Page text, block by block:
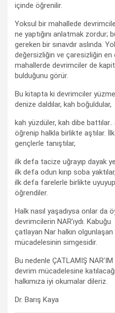
içinde öğrenilir.
Yoksul bir mahallede
ne yaptığını anlatmak zordur;
gereken bir sınavdır aslında.
değersizliğin ve çaresizliğin en
mahallerde devrimciler de
bulduğunu görür.
Bu kitapta ki devrimciler
denize daldılar, kah boğuldular,
kah yüzdüler, kah dibe
öğrenip halkla birlikte aştılar.
gençlerle tanıştılar,
ilk defa tacize uğrayıp dayak
ilk defa odun kırıp soba yaktılar,
ilk defa farelerle birlikte
öğrendiler.
Halk nasıl yaşadıysa onlar da
devrimcilerin NAR’ıydı. Kabuğu
çatlayan Nar halkın
mücadelesinin simgesidir.
Bu nedenle ÇATLAMIŞ
devrim mücadelesine
halkımıza iyi okumalar dileriz.
Dr. Barış Kaya